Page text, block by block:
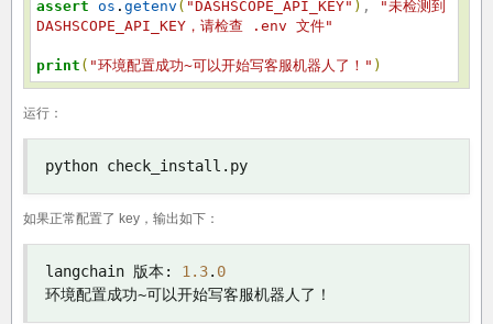
assert os . getenv ( "DASHSCOPE_API_KEY" ) ,
"未检测到
DASHSCOPE_API_KEY，请检查 .env 文件"
print ( "环境配置成功~可以开始写客服机器人了！" )
运行：
python check_install . py
如果正常配置了 key，输出如下：
langchain 版本: 1.3. 0
环境配置成功~可以开始写客服机器人了！